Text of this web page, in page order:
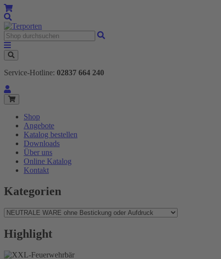
Service-Hotline: 02837 664 240
Shop
Angebote
Katalog bestellen
Downloads
Über uns
Online Katalog
Kontakt
Kategorien
Highlight